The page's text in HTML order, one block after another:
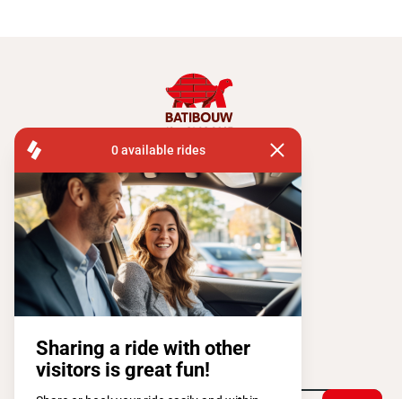
duurzaam
FISA OPERATIONS
ATOMIUMSQUARE, 1 PB 505
1020 BRUSSEL
Tel:+ 32 2 663 14 01
Stay connected !